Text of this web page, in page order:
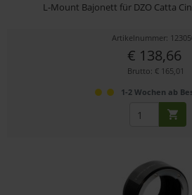
L-Mount Bajonett für DZO Catta
Artikelnummer:
€ 138,66
Brutto: € 165,01
1-2 Wochen ab